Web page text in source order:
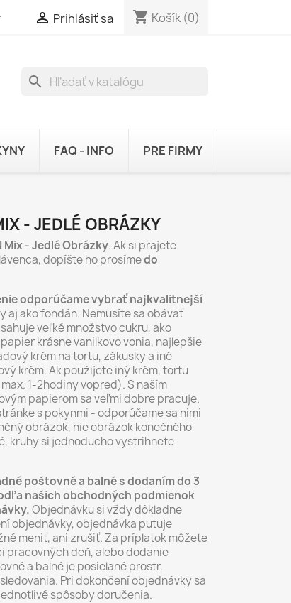
 Prihlásiť sa shopping_cart Košík (0)
search
FAQ - INFO PRE FIRMY
- JEDLÉ OBRÁZKY
Mix - Jedlé Obrázky. Ak si prajete
dopíšte ho prosímedo
odporúčame vybrať najkvalitnejší
aj ako fondán. Nemusíte sa obávať
veľké množstvo cukru, ako
krásne vanilkovo vonia, najlepšie
krém na tortu, zákusky a iné
krém. Ak použijete iný krém, tortu
1-2hodiny vopred). S naším
papierom sa veľmi dobre pracuje.
s pokynmi - odporúčame sa nimi
obrázok, nie obrázok konečného
kruhy si jednoducho vystrihnete
poštovné a balné s dodaním do 3
našich obchodných podmienok
Objednávku si vždy dôkladne
objednávky, objednávka putuje
meniť, ani zrušiť. Za príplatok môžete
pracovných deň, alebo dodanie
a balné je posielané prostr.
Pri dokončení objednávky sa
spôsoby doručenia.